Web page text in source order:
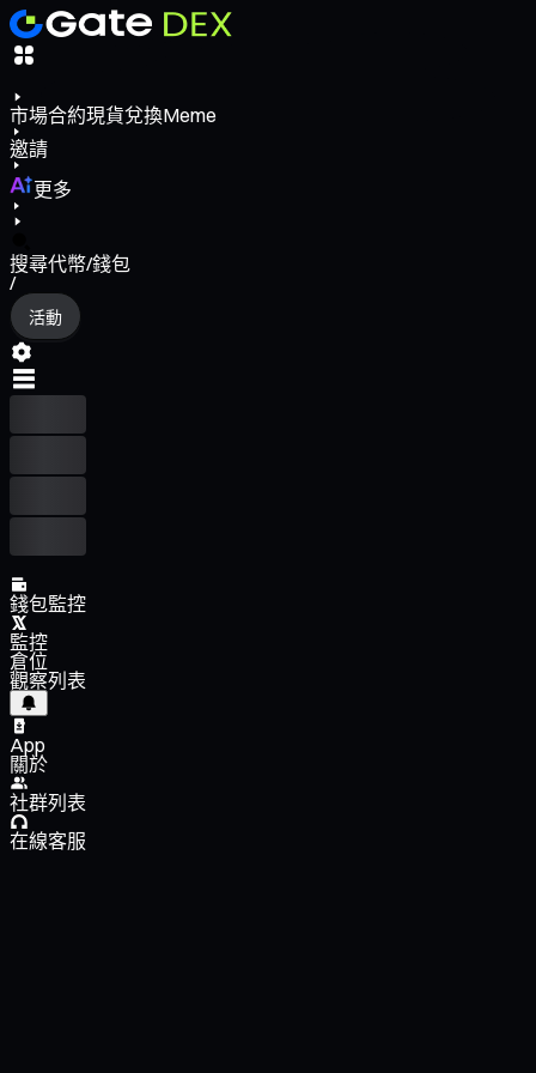
市場合約現貨兌換Meme
邀請
更多
搜尋代幣/錢包
/
活動
錢包監控
監控
倉位
觀察列表
App
關於
社群列表
在線客服